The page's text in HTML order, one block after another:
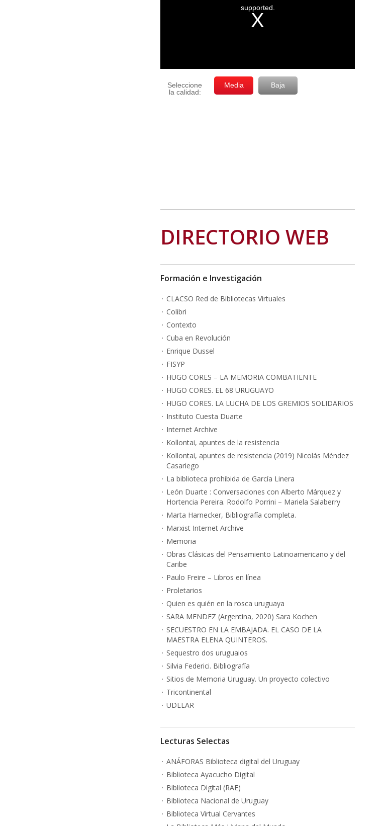
DIRECTORIO WEB
Formación e Investigación
CLACSO Red de Bibliotecas Virtuales
Colibri
Contexto
Cuba en Revolución
Enrique Dussel
FISYP
HUGO CORES – LA MEMORIA COMBATIENTE
HUGO CORES. EL 68 URUGUAYO
HUGO CORES. LA LUCHA DE LOS GREMIOS SOLIDARIOS
Instituto Cuesta Duarte
Internet Archive
Kollontai, apuntes de la resistencia
Kollontai, apuntes de resistencia (2019) Nicolás Méndez
Casariego
La biblioteca prohibida de García Linera
León Duarte : Conversaciones con Alberto Márquez y
Hortencia Pereira. Rodolfo Porrini – Mariela Salaberry
Marta Harnecker, Bibliografía completa.
Marxist Internet Archive
Memoria
Obras Clásicas del Pensamiento Latinoamericano y del
Caribe
Paulo Freire – Libros en línea
Proletarios
Quien es quién en la rosca uruguaya
SARA MENDEZ (Argentina, 2020) Sara Kochen
SECUESTRO EN LA EMBAJADA. EL CASO DE LA
MAESTRA ELENA QUINTEROS.
Sequestro dos uruguaios
Silvia Federici. Bibliografía
Sitios de Memoria Uruguay. Un proyecto colectivo
Tricontinental
UDELAR
Lecturas Selectas
ANÁFORAS Biblioteca digital del Uruguay
Biblioteca Ayacucho Digital
Biblioteca Digital (RAE)
Biblioteca Nacional de Uruguay
Biblioteca Virtual Cervantes